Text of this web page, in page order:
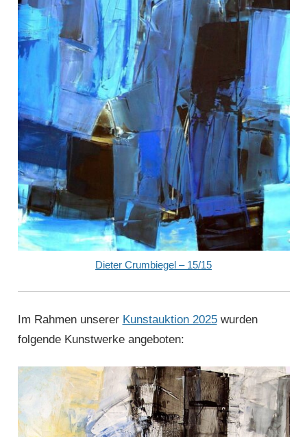
Dieter Crumbiegel – 15/15
Im Rahmen unserer Kunstauktion 2025wurden
folgende Kunstwerke angeboten: